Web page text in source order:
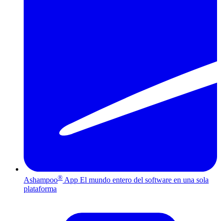
Ashampoo® App El mundo entero del software en una sola
plataforma